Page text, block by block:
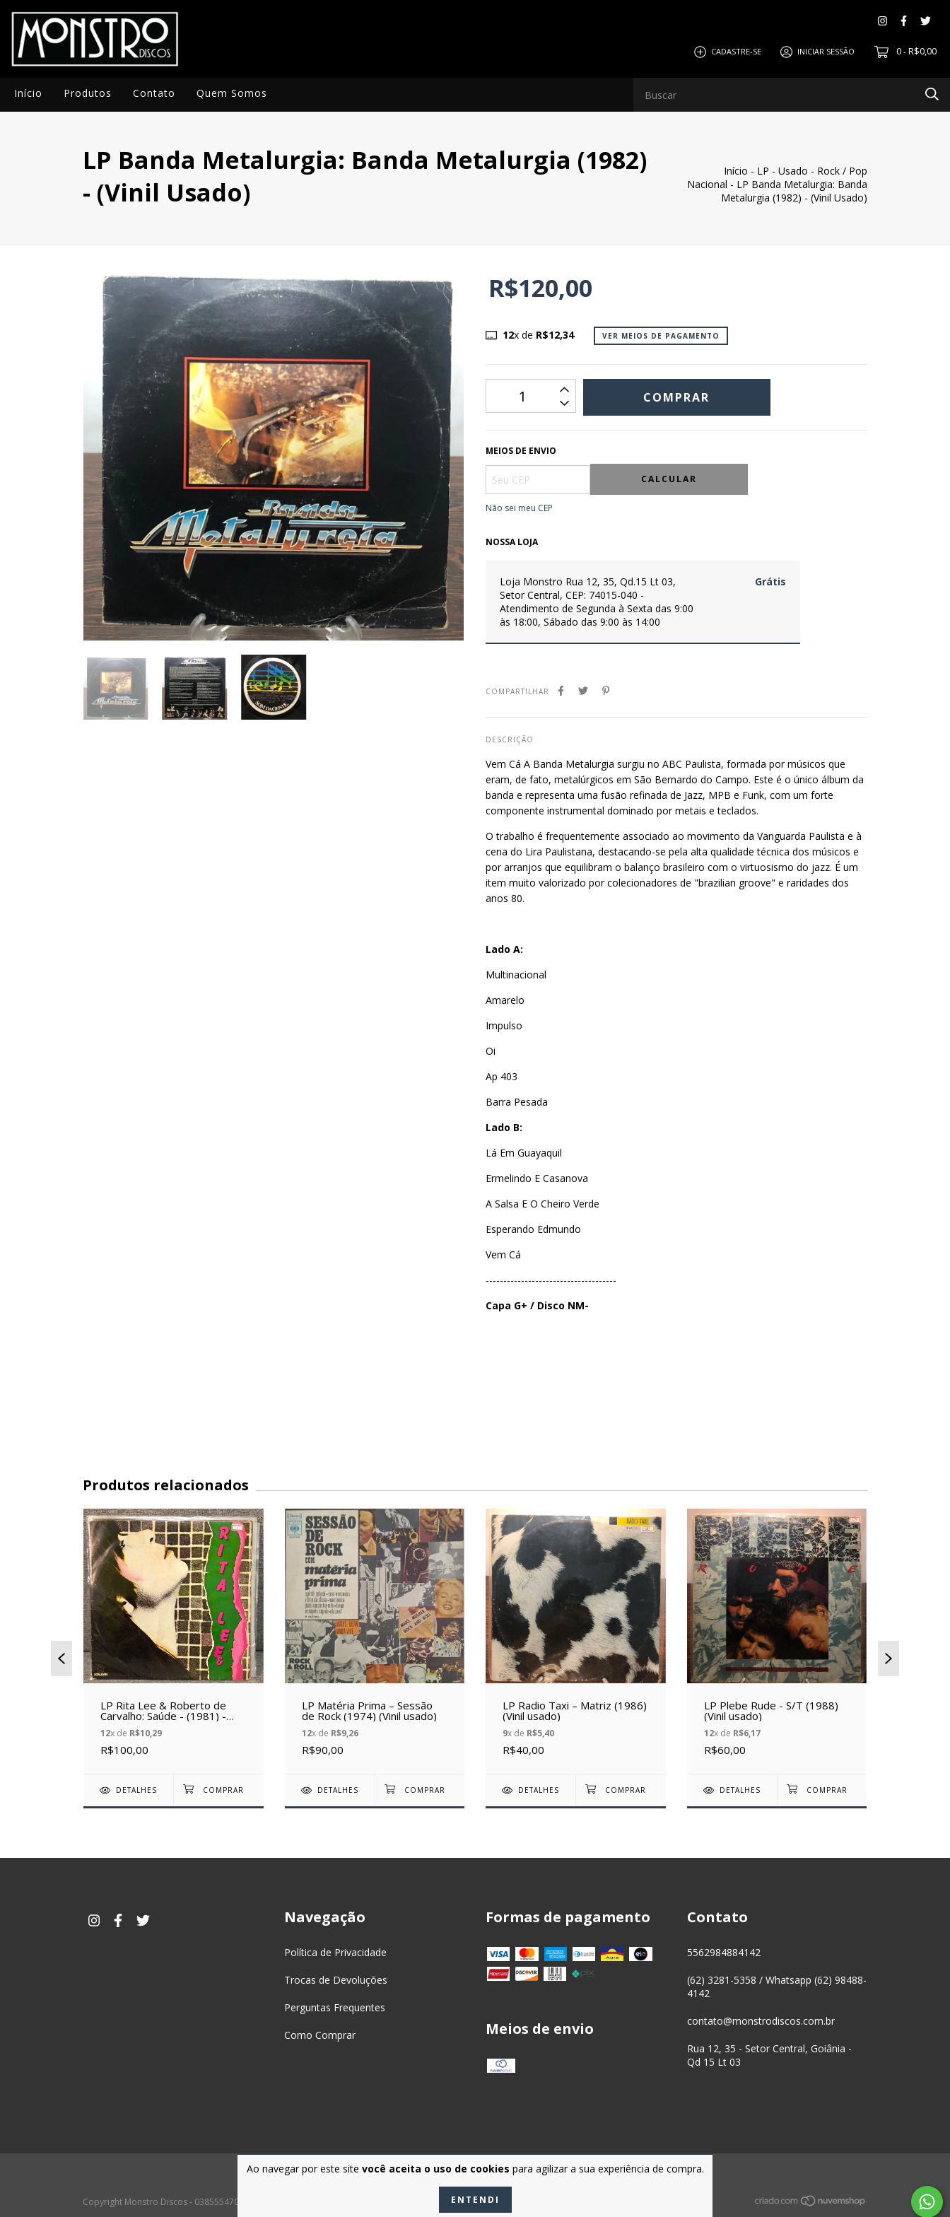
CADASTRE-SE INICIAR SESSÃO 0 - R$0,00
Início Produtos Contato Quem Somos
Ao navegar por este site você aceita o uso de cookies para agilizar a sua experiência de compra.
ENTENDI
LP Banda Metalurgia: Banda Metalurgia (1982)
- (Vinil Usado)
Início - LP - Usado - Rock / Pop
Nacional - LP Banda Metalurgia: Banda
Metalurgia (1982) - (Vinil Usado)
R$120,00
12x de R$12,34 VER MEIOS DE PAGAMENTO
MEIOS DE ENVIO
CALCULAR
Não sei meu CEP
NOSSA LOJA
Loja Monstro Rua 12, 35, Qd.15 Lt 03,
Setor Central, CEP: 74015-040 -
Atendimento de Segunda à Sexta das 9:00
às 18:00, Sábado das 9:00 às 14:00
Grátis
COMPARTILHAR
DESCRIÇÃO
Vem Cá A Banda Metalurgia surgiu no ABC Paulista, formada por músicos que
eram, de fato, metalúrgicos em São Bernardo do Campo. Este é o único álbum da
banda e representa uma fusão refinada de Jazz, MPB e Funk, com um forte
componente instrumental dominado por metais e teclados.
O trabalho é frequentemente associado ao movimento da Vanguarda Paulista e à
cena do Lira Paulistana, destacando-se pela alta qualidade técnica dos músicos e
por arranjos que equilibram o balanço brasileiro com o virtuosismo do jazz. É um
item muito valorizado por colecionadores de "brazilian groove" e raridades dos
anos 80.
Lado A:
Multinacional
Amarelo
Impulso
Oi
Ap 403
Barra Pesada
Lado B:
Lá Em Guayaquil
Ermelindo E Casanova
A Salsa E O Cheiro Verde
Esperando Edmundo
Vem Cá
-------------------------------------
Capa G+ / Disco NM-
Produtos relacionados
LP Rita Lee & Roberto de
Carvalho: Saúde - (1981) -
(Vinil Usado)
12x de R$10,29
R$100,00
DETALHES
LP Matéria Prima – Sessão
de Rock (1974) (Vinil usado)
12x de R$9,26
R$90,00
DETALHES
LP Radio Taxi – Matriz (1986)
(Vinil usado)
9x de R$5,40
R$40,00
DETALHES
LP Plebe Rude - S/T (1988)
(Vinil usado)
12x de R$6,17
R$60,00
DETALHES
Navegação
Política de Privacidade
Trocas de Devoluções
Perguntas Frequentes
Como Comprar
Formas de pagamento
Meios de envio
Contato
5562984884142
(62) 3281-5358 / Whatsapp (62) 98488-
4142
contato@monstrodiscos.com.br
Rua 12, 35 - Setor Central, Goiânia -
Qd 15 Lt 03
Copyright Monstro Discos - 03855547000167 - 2026. Todos os direitos reservados.